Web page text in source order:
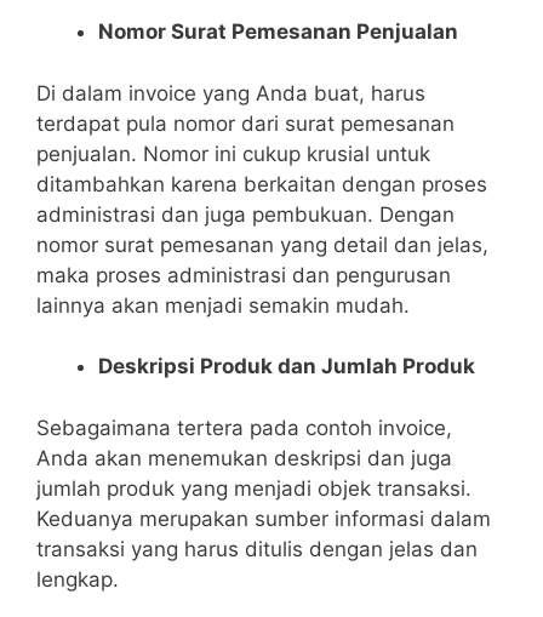
Nomor Surat Pemesanan Penjualan
Di dalam invoice yang Anda buat, harus
terdapat pula nomor dari surat pemesanan
penjualan. Nomor ini cukup krusial untuk
ditambahkan karena berkaitan dengan proses
administrasi dan juga pembukuan. Dengan
nomor surat pemesanan yang detail dan jelas,
maka proses administrasi dan pengurusan
lainnya akan menjadi semakin mudah.
Deskripsi Produk dan Jumlah Produk
Sebagaimana tertera pada contoh invoice,
Anda akan menemukan deskripsi dan juga
jumlah produk yang menjadi objek transaksi.
Keduanya merupakan sumber informasi dalam
transaksi yang harus ditulis dengan jelas dan
lengkap.